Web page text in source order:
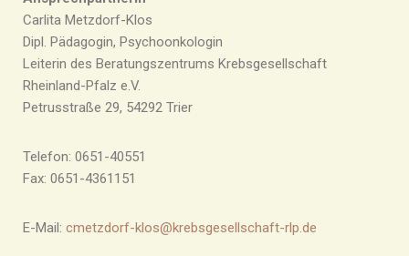
Carlita Metzdorf-Klos
Dipl. Pädagogin, Psychoonkologin
Leiterin des Beratungszentrums Krebsgesellschaft
Rheinland-Pfalz e.V.
Petrusstraße 29, 54292 Trier
Telefon: 0651-40551
Fax: 0651-4361151
E-Mail: cmetzdorf-klos@krebsgesellschaft-rlp.de